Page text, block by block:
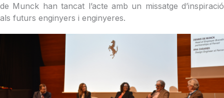
de Munck han tancat l’acte amb un missatge d’inspiració
als futurs enginyers i enginyeres.